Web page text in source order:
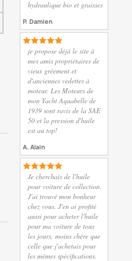
hydraulique bio et graisses
P. Damien
je propose déjà le site à
mes amis propriétaires de
vieux gréement et
d'anciennes vedettes à
moteur. Les Moteurs de
mon Yacht Aquabelle de
1939 sont ravis de la SAE
50 et la pression d'huile
est au top!
A. Alain
Je cherchais de l'huile
pour voiture de collection.
J'ai trouvé mon bonheur
chez vous. J'en ai profité
aussi pour acheter l'huile
pour ma voiture de tous
les jours, moins chère que
celle que j'achetais pour
les mêmes spécifications.